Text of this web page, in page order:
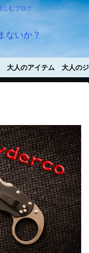
しむブログ
ないか？
大人のアイテム 大人の